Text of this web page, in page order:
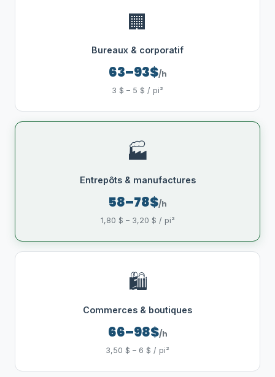
🏢
Bureaux & corporatif
63–93$/h
3 $ – 5 $ / pi²
🏭
Entrepôts & manufactures
58–78$/h
1,80 $ – 3,20 $ / pi²
🛍️
Commerces & boutiques
66–98$/h
3,50 $ – 6 $ / pi²